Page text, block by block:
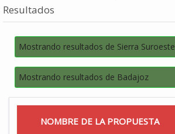
Resultados
Mostrando resultados de Sierra Suroeste
Mostrando resultados de Badajoz
NOMBRE DE LA PROPUESTA